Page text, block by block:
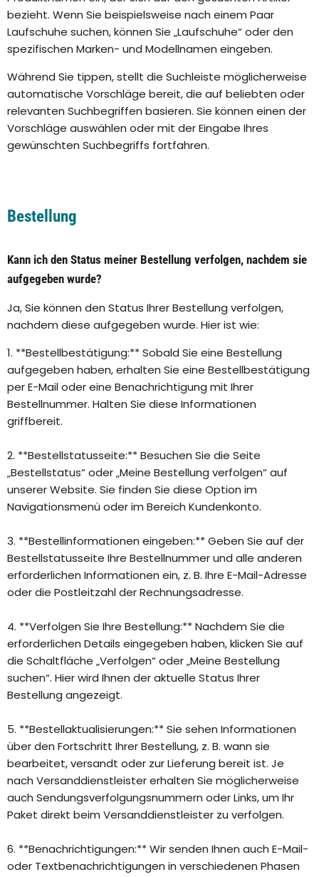
bezieht. Wenn Sie beispielsweise nach einem Paar
Laufschuhe suchen, können Sie „Laufschuhe“ oder den
spezifischen Marken- und Modellnamen eingeben.
Während Sie tippen, stellt die Suchleiste möglicherweise
automatische Vorschläge bereit, die auf beliebten oder
relevanten Suchbegriffen basieren. Sie können einen der
Vorschläge auswählen oder mit der Eingabe Ihres
gewünschten Suchbegriffs fortfahren.
Bestellung
Kann ich den Status meiner Bestellung verfolgen, nachdem sie
aufgegeben wurde?
Ja, Sie können den Status Ihrer Bestellung verfolgen,
nachdem diese aufgegeben wurde. Hier ist wie:
1. **Bestellbestätigung:** Sobald Sie eine Bestellung
aufgegeben haben, erhalten Sie eine Bestellbestätigung
per E-Mail oder eine Benachrichtigung mit Ihrer
Bestellnummer. Halten Sie diese Informationen
griffbereit.
2. **Bestellstatusseite:** Besuchen Sie die Seite
„Bestellstatus“ oder „Meine Bestellung verfolgen“ auf
unserer Website. Sie finden Sie diese Option im
Navigationsmenü oder im Bereich Kundenkonto.
3. **Bestellinformationen eingeben:** Geben Sie auf der
Bestellstatusseite Ihre Bestellnummer und alle anderen
erforderlichen Informationen ein, z. B. Ihre E-Mail-Adresse
oder die Postleitzahl der Rechnungsadresse.
4. **Verfolgen Sie Ihre Bestellung:** Nachdem Sie die
erforderlichen Details eingegeben haben, klicken Sie auf
die Schaltfläche „Verfolgen“ oder „Meine Bestellung
suchen“. Hier wird Ihnen der aktuelle Status Ihrer
Bestellung angezeigt.
5. **Bestellaktualisierungen:** Sie sehen Informationen
über den Fortschritt Ihrer Bestellung, z. B. wann sie
bearbeitet, versandt oder zur Lieferung bereit ist. Je
nach Versanddienstleister erhalten Sie möglicherweise
auch Sendungsverfolgungsnummern oder Links, um Ihr
Paket direkt beim Versanddienstleister zu verfolgen.
6. **Benachrichtigungen:** Wir senden Ihnen auch E-Mail-
oder Textbenachrichtigungen in verschiedenen Phasen